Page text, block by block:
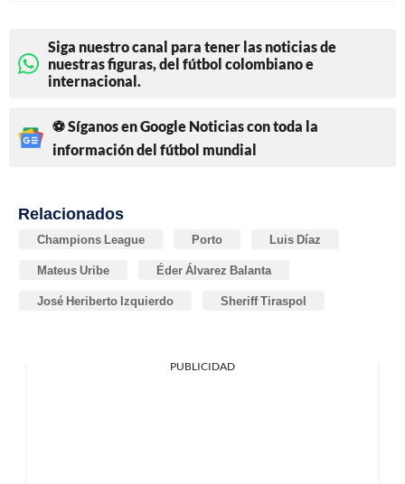
Siga nuestro canal para tener las noticias de
nuestras figuras, del fútbol colombiano e
internacional.
⚽ Síganos en Google Noticias con toda la
información del fútbol mundial
Relacionados
Champions League Porto Luis Díaz
Mateus Uribe Éder Álvarez Balanta
José Heriberto Izquierdo Sheriff Tiraspol
PUBLICIDAD